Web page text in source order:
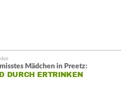
Mädchen in Preetz:
DURCH ERTRINKEN